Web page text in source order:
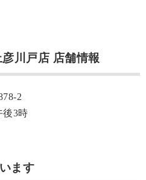
川戸店 店舗情報
2
後3時
ます